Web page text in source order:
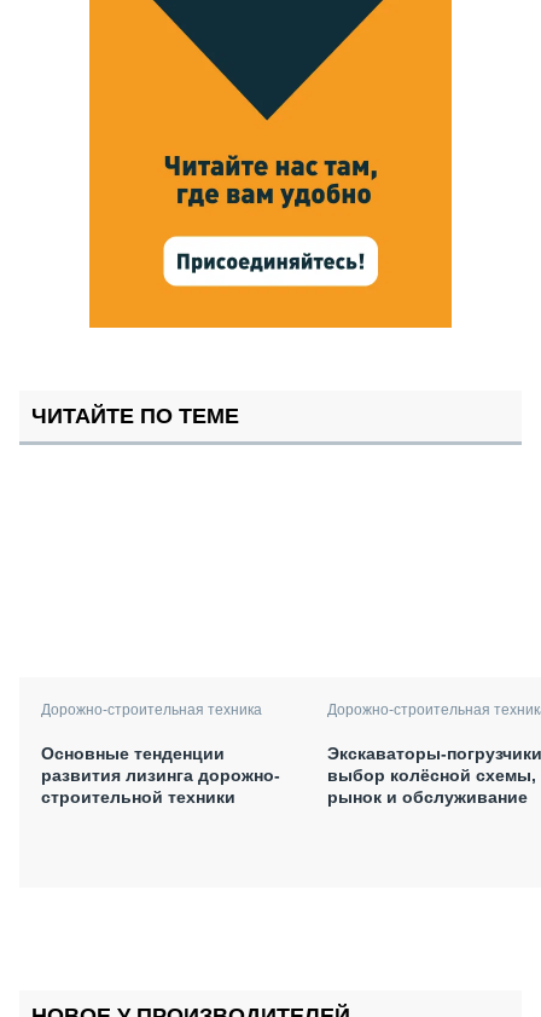
ЧИТАЙТЕ ПО ТЕМЕ
Дорожно-строительная техника
Основные тенденции
развития лизинга дорожно-
строительной техники
Дорожно-строительная
Экскаваторы-
выбор колёсной схемы,
рынок и обслуживание